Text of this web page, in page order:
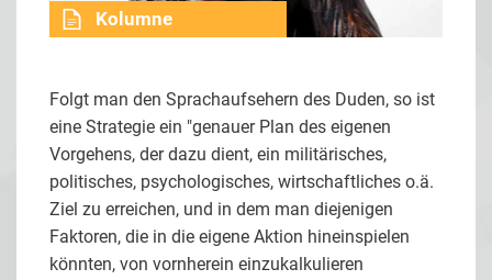
Kolumne
Folgt man den Sprachaufsehern des Duden, so ist
eine Strategie ein "genauer Plan des eigenen
Vorgehens, der dazu dient, ein militärisches,
politisches, psychologisches, wirtschaftliches o.ä.
Ziel zu erreichen, und in dem man diejenigen
Faktoren, die in die eigene Aktion hineinspielen
könnten, von vornherein einzukalkulieren